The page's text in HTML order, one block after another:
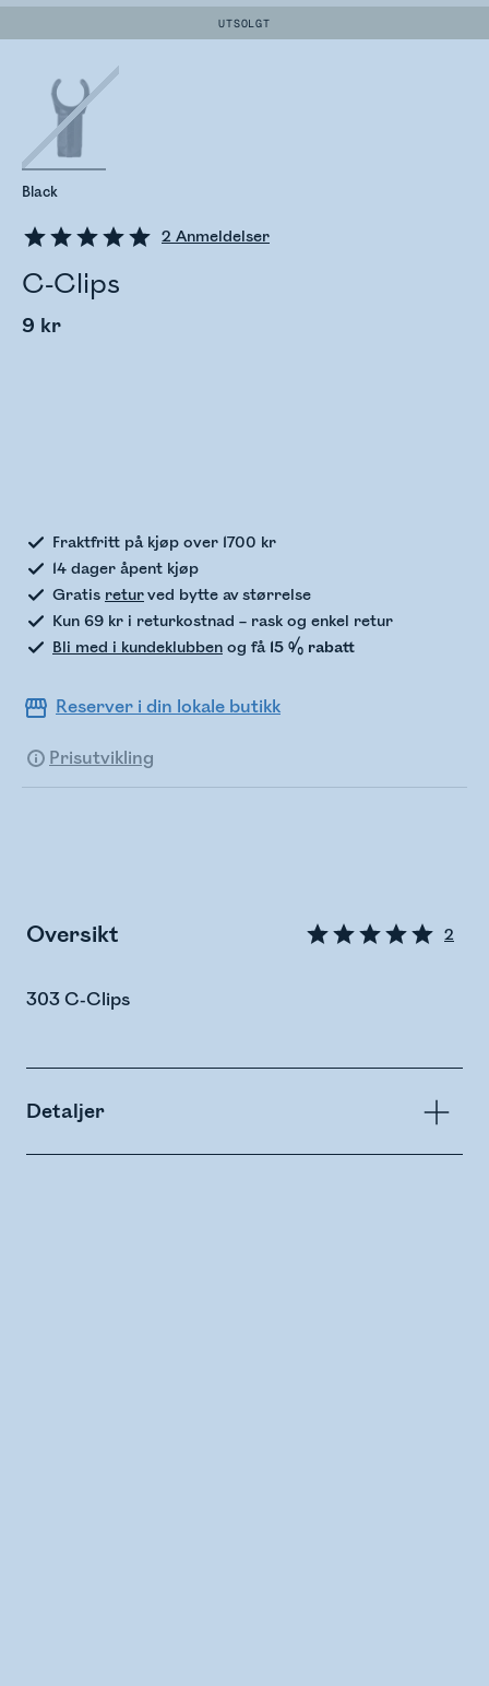
UTSOLGT
2 Anmeldelser
C-Clips
9 kr
Black
Fraktfritt på kjøp over 1700 kr
14 dager åpent kjøp
Gratis returved bytte av størrelse
Kun 69 kr i returkostnad – rask og enkel retur
Bli med i kundeklubben og få 15 % rabatt
Reserver i din lokale butikk
Prisutvikling
Oversikt 2
303 C-Clips
Detaljer